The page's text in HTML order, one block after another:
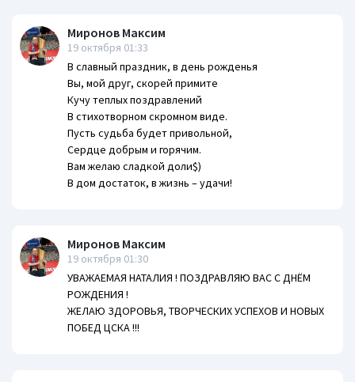
Миронов Максим
19 октября 01:33
В славный праздник, в день рожденья
Вы, мой друг, скорей примите
Кучу теплых поздравлений
В стихотворном скромном виде.
Пусть судьба будет привольной,
Сердце добрым и горячим.
Вам желаю сладкой доли$)
В дом достаток, в жизнь – удачи!
Миронов Максим
19 октября 01:30
УВАЖАЕМАЯ НАТАЛИЯ ! ПОЗДРАВЛЯЮ ВАС С ДНЁМ
РОЖДЕНИЯ !
ЖЕЛАЮ ЗДОРОВЬЯ, ТВОРЧЕСКИХ УСПЕХОВ И НОВЫХ
ПОБЕД ЦСКА !!!